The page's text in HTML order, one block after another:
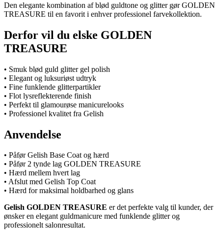
Den elegante kombination af blød guldtone og glitter gør GOLDEN
TREASURE til en favorit i enhver professionel farvekollektion.
Derfor vil du elske GOLDEN
TREASURE
• Smuk blød guld glitter gel polish
• Elegant og luksuriøst udtryk
• Fine funklende glitterpartikler
• Flot lysreflekterende finish
• Perfekt til glamourøse manicurelooks
• Professionel kvalitet fra Gelish
Anvendelse
• Påfør Gelish Base Coat og hærd
• Påfør 2 tynde lag GOLDEN TREASURE
• Hærd mellem hvert lag
• Afslut med Gelish Top Coat
• Hærd for maksimal holdbarhed og glans
Gelish GOLDEN TREASURE er det perfekte valg til kunder, der
ønsker en elegant guldmanicure med funklende glitter og
professionelt salonresultat.